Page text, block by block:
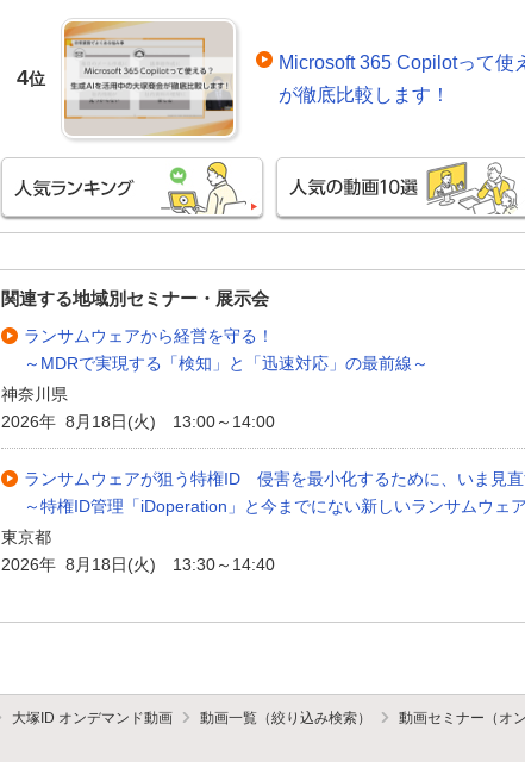
4位
Microsoft 365 Copilotって使
が徹底比較します！
関連する地域別セミナー・展示会
ランサムウェアから経営を守る！
～MDRで実現する「検知」と「迅速対応」の最前線～
神奈川県
2026年 8月18日(火) 13:00～14:00
ランサムウェアが狙う特権ID 侵害を最小化するために、いま見
～特権ID管理「iDoperation」と今までにない新しいランサムウェ
東京都
2026年 8月18日(火) 13:30～14:40
大塚ID オンデマンド動画 動画一覧（絞り込み検索）
動画セミナー（オ